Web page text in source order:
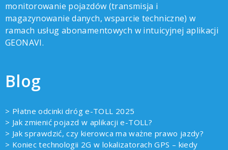
monitorowanie pojazdów (transmisja i
magazynowanie danych, wsparcie techniczne) w
ramach usług abonamentowych w intuicyjnej aplikacji
GEONAVI.
Blog
> Płatne odcinki dróg e-TOLL 2025
> Jak zmienić pojazd w aplikacji e-TOLL?
> Jak sprawdzić, czy kierowca ma ważne prawo jazdy?
> Koniec technologii 2G w lokalizatorach GPS – kiedy